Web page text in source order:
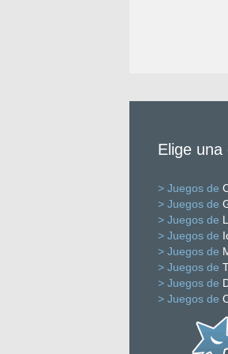
Elige
> Juegos de
> Juegos de
> Juegos de
> Juegos de
> Juegos de
> Juegos de
> Juegos de
> Juegos de